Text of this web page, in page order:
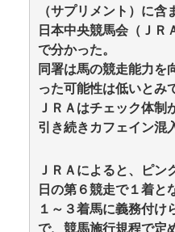
（サプリメント）に含
日本中央競馬会（ＪＲ
で分かった。
同署は馬の競走能力を
った可能性は低いとみ
ＪＲＡはチェック体制
引き続きカフェイン混
ＪＲＡによると、ピン
日の第６競走で１着と
１～３着馬に義務付け
で、競馬施行規程で定